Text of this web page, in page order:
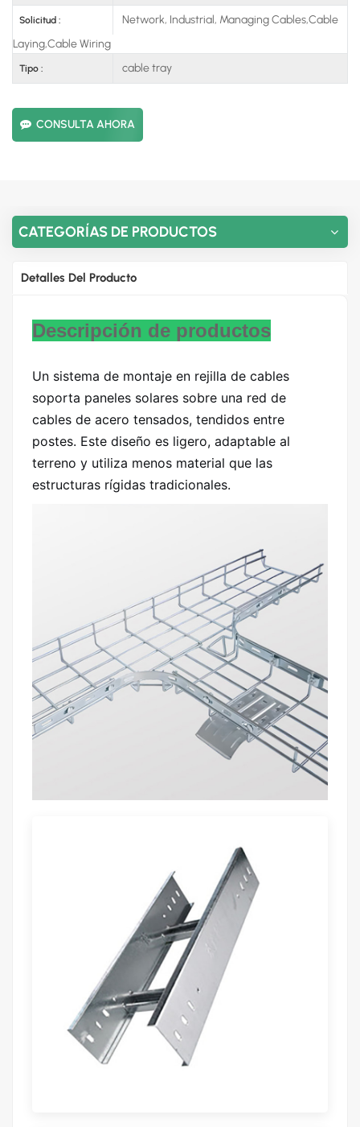
Solicitud :
Network, Industrial, Managing Cables,Cable
Laying,Cable Wiring
Tipo : cable tray
CONSULTA AHORA
CATEGORÍAS DE PRODUCTOS
Detalles Del Producto
Descripción de productos
Un sistema de montaje en rejilla de cables
soporta paneles solares sobre una red de
cables de acero tensados, tendidos entre
postes. Este diseño es ligero, adaptable al
terreno y utiliza menos material que las
estructuras rígidas tradicionales.